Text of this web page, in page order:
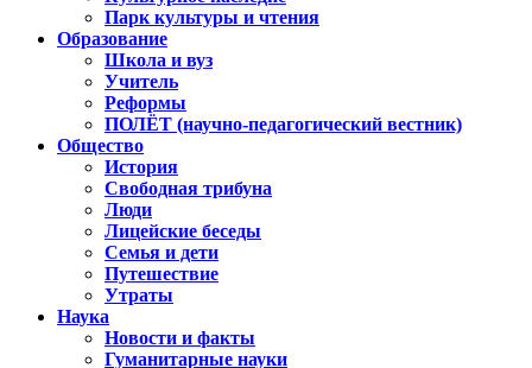
Парк культуры и чтения
Образование
Школа и вуз
Учитель
Реформы
ПОЛЁТ (научно-педагогический вестник)
Общество
История
Свободная трибуна
Люди
Лицейские беседы
Семья и дети
Путешествие
Утраты
Наука
Новости и факты
Гуманитарные науки